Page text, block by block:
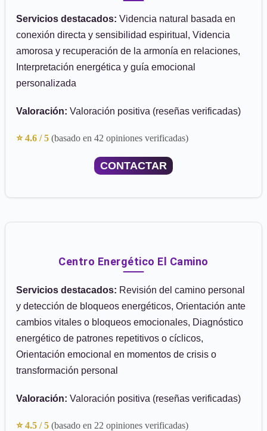
Servicios destacados: Videncia natural basada en
conexión directa y sensibilidad espiritual, Videncia
amorosa y recuperación de la armonía en relaciones,
Interpretación energética y guía emocional
personalizada
Valoración: Valoración positiva (reseñas verificadas)
⭐ 4.6 / 5 (basado en 42 opiniones verificadas)
CONTACTAR
Centro Energético El Camino
Servicios destacados: Revisión del camino personal
y detección de bloqueos energéticos, Orientación ante
cambios vitales o bloqueos emocionales, Diagnóstico
energético de patrones repetitivos o cíclicos,
Orientación emocional en momentos de crisis o
transformación personal
Valoración: Valoración positiva (reseñas verificadas)
⭐ 4.5 / 5 (basado en 22 opiniones verificadas)